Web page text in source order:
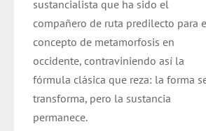
sustancialista que ha sido el
compañero de ruta predilecto para
concepto de metamorfosis en
occidente, contraviniendo así la
fórmula clásica que reza: la forma
transforma, pero la sustancia
permanece.